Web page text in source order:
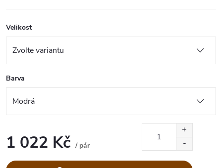
Velikost
Barva
1 022 Kč / pár